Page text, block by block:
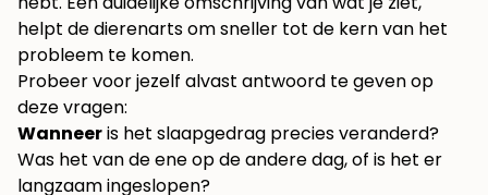
helpt de dierenarts om sneller tot de kern van het
probleem te komen.
Probeer voor jezelf alvast antwoord te geven op
deze vragen:
Wanneeris het slaapgedrag precies veranderd?
Was het van de ene op de andere dag, of is het er
langzaam ingeslopen?